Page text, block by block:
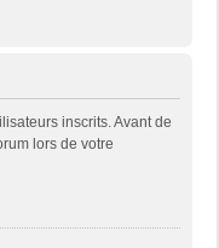
inscrits. Avant de
lors de votre